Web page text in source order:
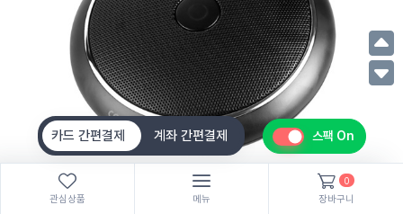
카드 간편결제 계좌 간편결제 스팩 On
관심상품 메뉴
0
장바구니